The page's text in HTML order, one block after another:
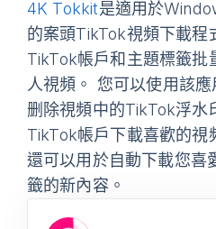
4K Tokkit是適用於
的案頭TikTok視頻下載程
TikTok帳戶和主題標籤批
人視頻。 您可以使用該應
删除視頻中的TikTok浮水
TikTok帳戶下載喜歡的
還可以用於自動下載您喜
籤的新內容。